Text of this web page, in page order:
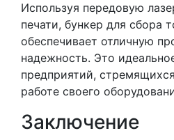
Используя передовую
печати, бункер для сбора
обеспечивает отличную
надежность. Это
предприятий,
работе своего
Заключение